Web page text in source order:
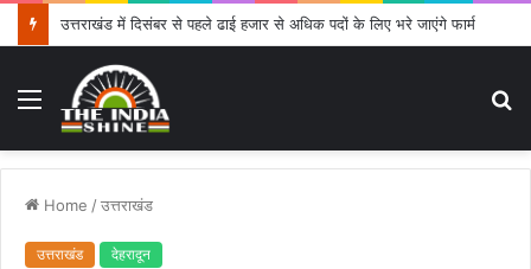
उत्तराखंड में दिसंबर से पहले ढाई हजार से अधिक पदों के लिए भरे जाएंगे फार्म
Menu
Home /उत्तराखंड
उत्तराखंड देहरादून